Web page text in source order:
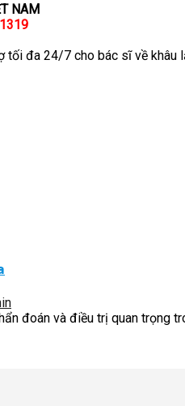
NAM
tối đa 24/7 cho bác sĩ về khâu
đoán và điều trị quan trọng